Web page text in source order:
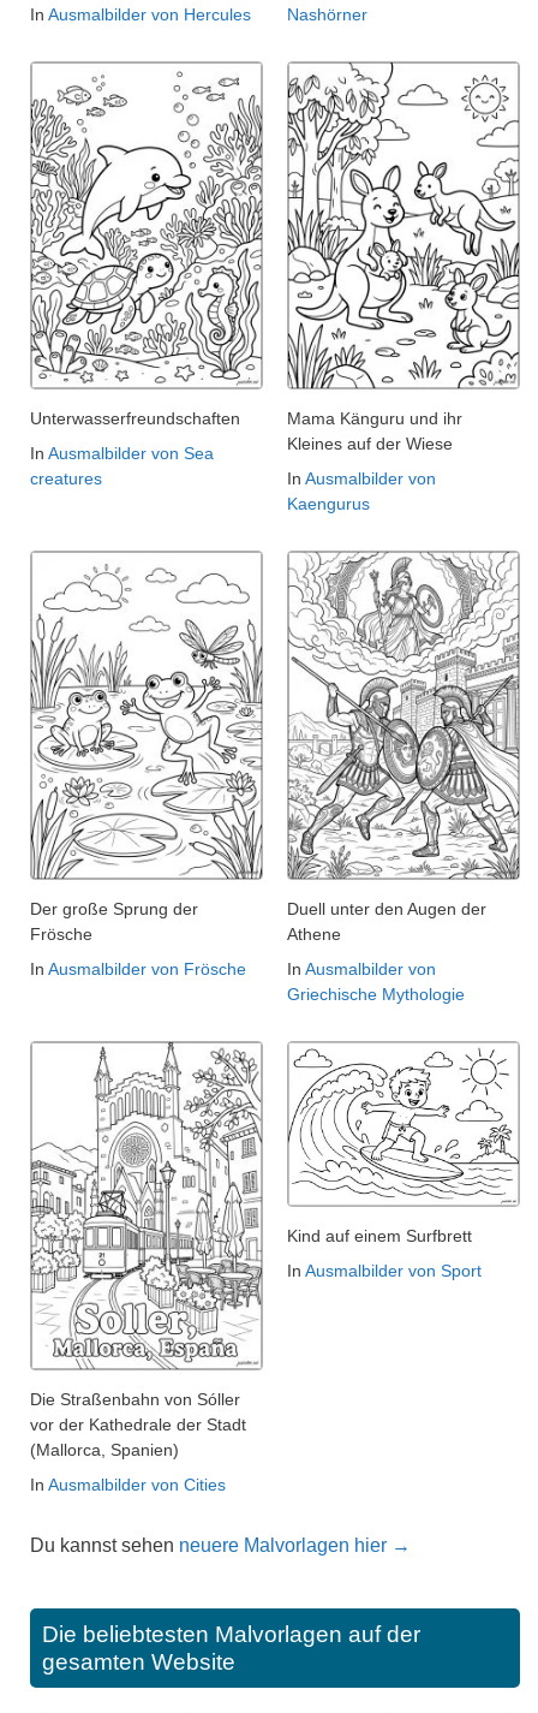
In Ausmalbilder von Hercules
Nashörner
Unterwasserfreundschaften
In Ausmalbilder von Sea
creatures
Mama Känguru und ihr
Kleines auf der Wiese
In Ausmalbilder von
Kaengurus
Der große Sprung der
Frösche
In Ausmalbilder von Frösche
Duell unter den Augen der
Athene
In Ausmalbilder von
Griechische Mythologie
Die Straßenbahn von Sóller
vor der Kathedrale der Stadt
(Mallorca, Spanien)
In Ausmalbilder von Cities
Kind auf einem Surfbrett
In Ausmalbilder von Sport
Du kannst sehen neuere Malvorlagen hier →
Die beliebtesten Malvorlagen auf der
gesamten Website